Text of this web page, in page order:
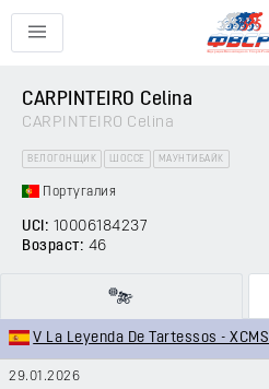
CARPINTEIRO Celina
CARPINTEIRO Celina
ВЕЛОГОНЩИК ШОССЕ МАУНТИБАЙК
Португалия
UCI: 10006184237
Возраст: 46
V La Leyenda De Tartessos - XCMS
29.01.2026